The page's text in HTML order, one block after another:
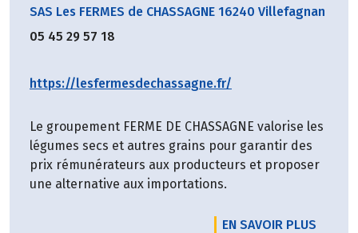
SAS Les FERMES de CHASSAGNE 16240 Villefagnan
05 45 29 57 18
https://lesfermesdechassagne.fr/
Le groupement FERME DE CHASSAGNE valorise les
légumes secs et autres grains pour garantir des
prix rémunérateurs aux producteurs et proposer
une alternative aux importations.
EN SAVOIR PLUS